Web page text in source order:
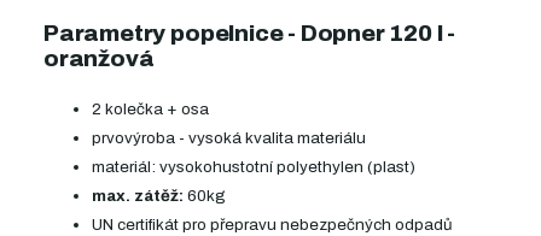
Parametry popelnice - Dopner 120 l -
oranžová
2 kolečka + osa
prvovýroba - vysoká kvalita materiálu
materiál: vysokohustotní polyethylen (plast)
max. zátěž: 60kg
UN certifikát pro přepravu nebezpečných odpadů